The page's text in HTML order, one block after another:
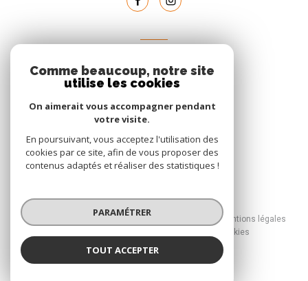
clients
© 2026 | Tous droits réservés
Mentions légales
Cookies
Comme beaucoup, notre site
utilise les cookies
On aimerait vous accompagner pendant
votre visite.
En poursuivant, vous acceptez l'utilisation des
cookies par ce site, afin de vous proposer des
contenus adaptés et réaliser des statistiques !
PARAMÉTRER
TOUT ACCEPTER